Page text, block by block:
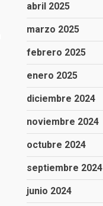
abril 2025
marzo 2025
febrero 2025
enero 2025
diciembre 2024
noviembre 2024
octubre 2024
septiembre 2024
junio 2024